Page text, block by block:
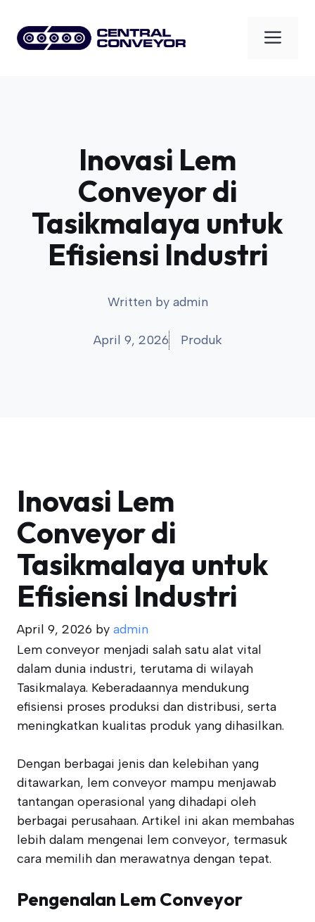
content
Inovasi Lem
Conveyor di
Tasikmalaya untuk
Efisiensi Industri
Written by admin
April 9, 2026 Produk
Inovasi Lem
Conveyor di
Tasikmalaya untuk
Efisiensi Industri
April 9, 2026 by admin
Lem conveyor menjadi salah satu alat vital
dalam dunia industri, terutama di wilayah
Tasikmalaya. Keberadaannya mendukung
efisiensi proses produksi dan distribusi, serta
meningkatkan kualitas produk yang dihasilkan.
Dengan berbagai jenis dan kelebihan yang
ditawarkan, lem conveyor mampu menjawab
tantangan operasional yang dihadapi oleh
berbagai perusahaan. Artikel ini akan membahas
lebih dalam mengenai lem conveyor, termasuk
cara memilih dan merawatnya dengan tepat.
Pengenalan Lem Conveyor